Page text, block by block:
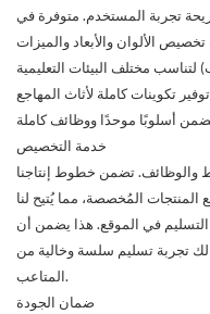
تجربة المستخدم. متوفرة في
الألوان والأبعاد والميزات
تكوينات كاملة لأثاث المهاجع
خدمة التخصيص
والوظائف. تضمن خطوط إنتاجنا
المنتجات المُخصصة، مما يُتيح لنا
في الموقع. هذا يضمن أن
لك تجربة تسليم سلسة وخالية من
المتاعب.
ضمان الجودة